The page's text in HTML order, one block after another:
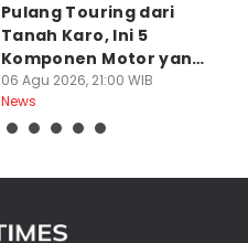
Pulang Touring dari
Tanah Karo, Ini 5
Komponen Motor yang
Wajib Dicek
06 Agu 2026, 21:00 WIB
News